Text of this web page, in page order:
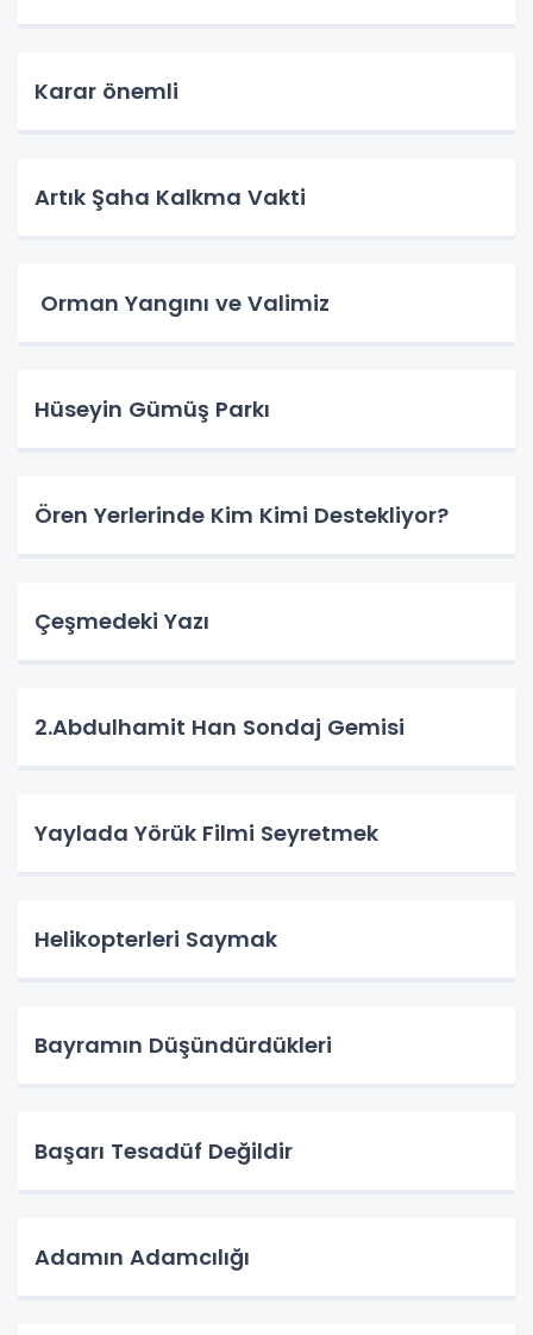
Karar önemli
Artık Şaha Kalkma Vakti
Orman Yangını ve Valimiz
Hüseyin Gümüş Parkı
Ören Yerlerinde Kim Kimi Destekliyor?
Çeşmedeki Yazı
2.Abdulhamit Han Sondaj Gemisi
Yaylada Yörük Filmi Seyretmek
Helikopterleri Saymak
Bayramın Düşündürdükleri
Başarı Tesadüf Değildir
Adamın Adamcılığı